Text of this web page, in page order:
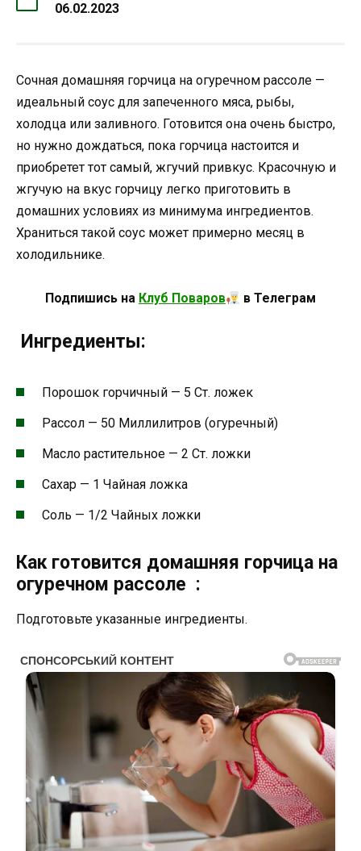
06.02.2023
Сочная домашняя горчица на огуречном рассоле —
идеальный соус для запеченного мяса, рыбы,
холодца или заливного. Готовится она очень быстро,
но нужно дождаться, пока горчица настоится и
приобретет тот самый, жгучий привкус. Красочную и
жгучую на вкус горчицу легко приготовить в
домашних условиях из минимума ингредиентов.
Храниться такой соус может примерно месяц в
холодильнике.
Подпишись на Клуб Поваров в Телеграм
Ингредиенты:
Порошок горчичный — 5 Ст. ложек
Рассол — 50 Миллилитров (огуречный)
Масло растительное — 2 Ст. ложки
Сахар — 1 Чайная ложка
Соль — 1/2 Чайных ложки
Как готовится домашняя горчица на
огуречном рассоле :
Подготовьте указанные ингредиенты.